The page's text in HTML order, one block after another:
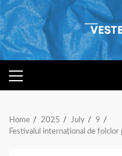
Skip
to
content
PRIMARY
MENU
Home 2025 July
9
Festivalul internațional de folclor